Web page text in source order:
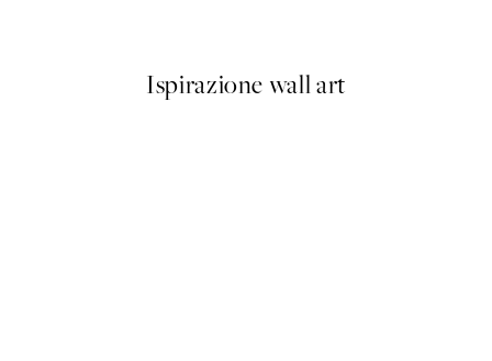
Ispirazione wall art